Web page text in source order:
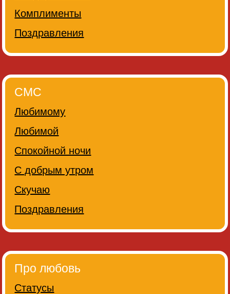
Комплименты
Поздравления
СМС
Любимому
Любимой
Спокойной ночи
С добрым утром
Скучаю
Поздравления
Про любовь
Статусы